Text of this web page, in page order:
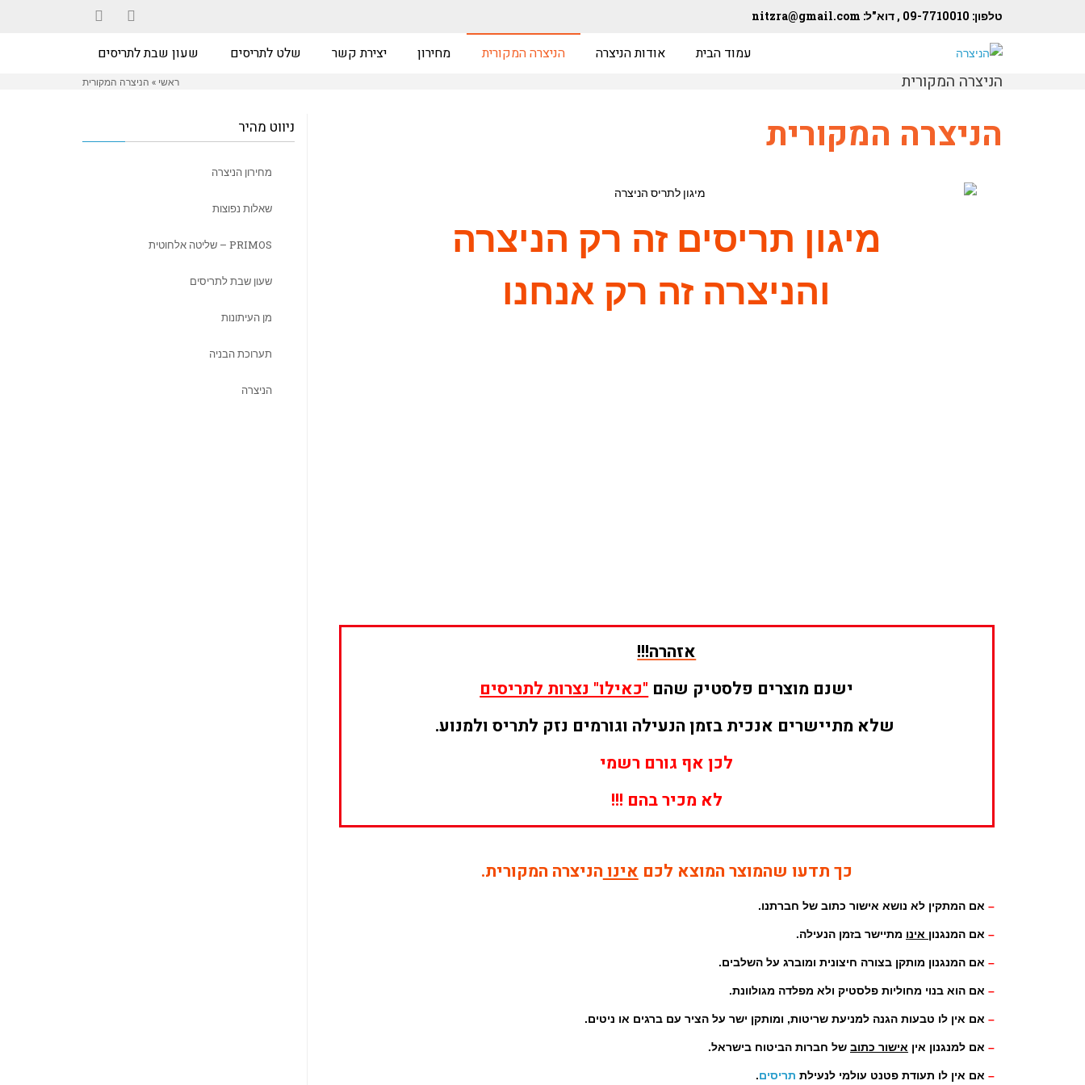
טלפון: דוא"ל:
עמוד הבית אודות הניצרה הניצרה המקורית מחירון יצירת קשר שלט לתריסים שעון שבת לתריסים
הניצרה המקורית ראשי » הניצרה המקורית
הניצרה המקורית
מיגון תריסים זה רק הניצרה
והניצרה זה רק אנחנו
אזהרה!!!
ישנם מוצרים פלסטיק שהם "כאילו" נצרות לתריסים
שלא מתיישרים אנכית בזמן הנעילה וגורמים נזק לתריס ולמנוע.
לכן אף גורם רשמי
לא מכיר בהם !!!
כך תדעו שהמוצר המוצא לכם אינוהניצרה המקורית.
– אם המתקין לא נושא אישור כתוב של חברתנו.
– אם המנגנון אינו מתיישר בזמן הנעילה.
– אם המנגנון מותקן בצורה חיצונית ומוברג על השלבים.
– אם הוא בנוי מחוליות פלסטיק ולא מפלדה מגולוונת.
– אם אין לו טבעות הגנה למניעת שריטות, ומותקן ישר על הציר עם ברגים או ניטים.
– אם למנגנון אין אישור כתוב של חברות הביטוח בישראל.
– אם אין לו תעודת פטנט עולמי לנעילת תריסים.
ניווט מהיר
מחירון הניצרה
שאלות נפוצות
PRIMOS – שליטה אלחוטית
שעון שבת לתריסים
מן העיתונות
תערוכת הבניה
הניצרה